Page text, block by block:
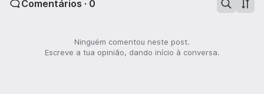
Comentários · 0
Ninguém comentou neste post.
Escreve a tua opinião, dando início à conversa.